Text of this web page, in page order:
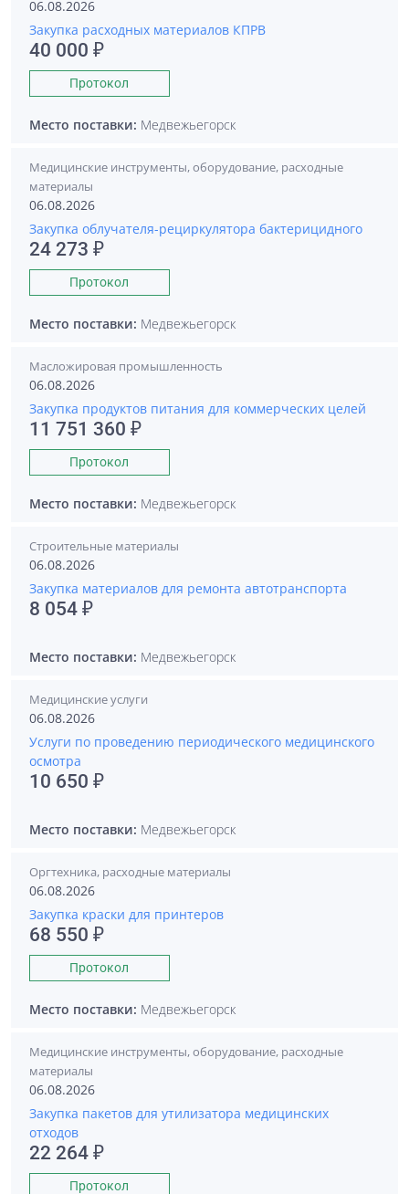
06.08.2026
Закупка расходных материалов КПРВ
40 000 ₽
Протокол
Место поставки: Медвежьегорск
Медицинские инструменты, оборудование, расходные
материалы
06.08.2026
Закупка облучателя-рециркулятора бактерицидного
24 273 ₽
Протокол
Место поставки: Медвежьегорск
Масложировая промышленность
06.08.2026
Закупка продуктов питания для коммерческих целей
11 751 360 ₽
Протокол
Место поставки: Медвежьегорск
Строительные материалы
06.08.2026
Закупка материалов для ремонта автотранспорта
8 054 ₽
Место поставки: Медвежьегорск
Медицинские услуги
06.08.2026
Услуги по проведению периодического медицинского
осмотра
10 650 ₽
Место поставки: Медвежьегорск
Оргтехника, расходные материалы
06.08.2026
Закупка краски для принтеров
68 550 ₽
Протокол
Место поставки: Медвежьегорск
Медицинские инструменты, оборудование, расходные
материалы
06.08.2026
Закупка пакетов для утилизатора медицинских
отходов
22 264 ₽
Протокол